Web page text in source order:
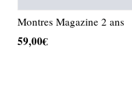
Montres Magazine 2 ans
59,00€